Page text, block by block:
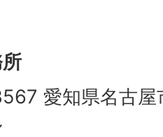
愛知県名古